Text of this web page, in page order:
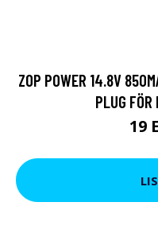
ZOP POWER 14.8V
PLUG FÖR
19